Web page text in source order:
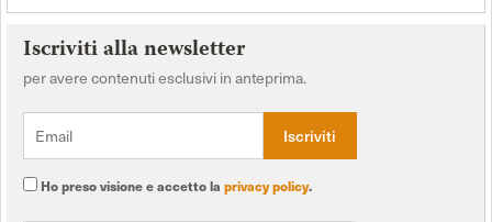
Iscriviti alla newsletter
per avere contenuti esclusivi in anteprima.
Ho preso visione e accetto la privacy policy.